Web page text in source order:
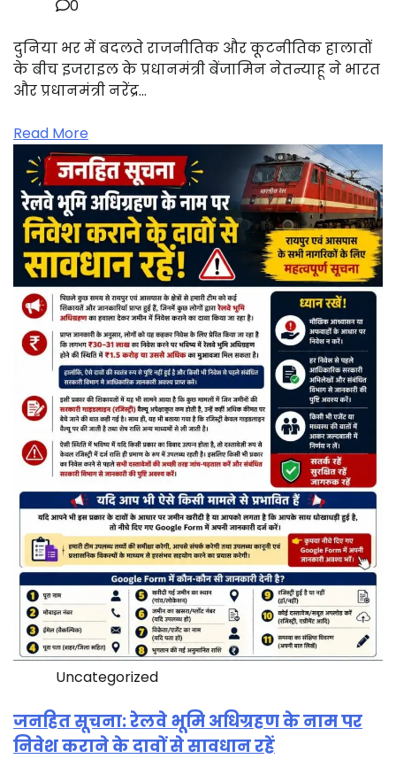
0
दुनिया भर में बदलते राजनीतिक और कूटनीतिक हालातों
के बीच इजराइल के प्रधानमंत्री बेंजामिन नेतन्याहू ने भारत
और प्रधानमंत्री नरेंद्र…
Read More
Uncategorized
जनहित सूचना: रेलवे भूमि अधिग्रहण के नाम पर
निवेश कराने के दावों से सावधान रहें